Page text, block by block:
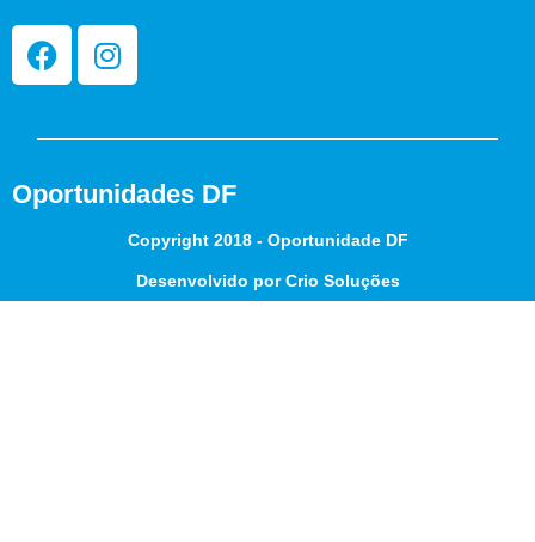
Oportunidades DF
Copyright 2018 - Oportunidade DF
Desenvolvido por Crio Soluções